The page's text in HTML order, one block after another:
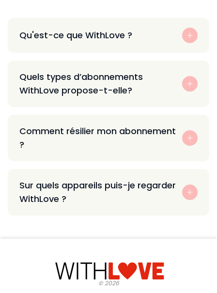
Qu'est-ce que WithLove ?
Quels types d’abonnements
WithLove propose-t-elle?
Comment résilier mon abonnement
?
Sur quels appareils puis-je regarder
WithLove ?
©2026